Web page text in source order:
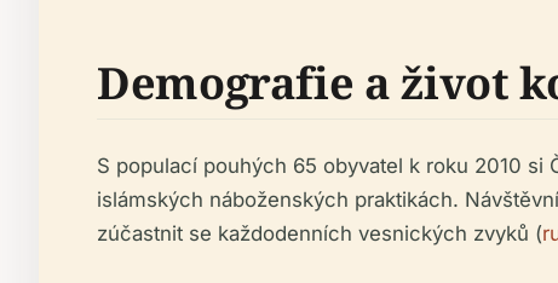
Demografie a život
S populací pouhých 65 obyvatel k roku 2010
islámských náboženských praktikách.
zúčastnit se každodenních vesnických zvyků (